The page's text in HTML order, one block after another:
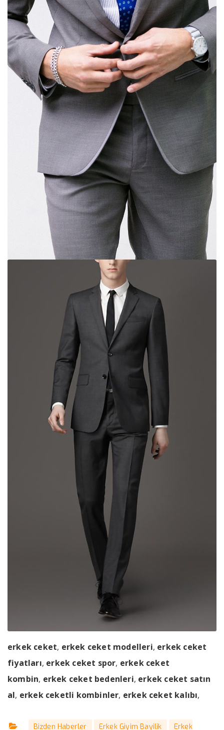
erkek ceket, erkek ceket modelleri, erkek ceket
fiyatları, erkek ceket spor, erkek ceket
kombin, erkek ceket bedenleri, erkek ceket satın
al, erkek ceketli kombinler, erkek ceket kalıbı,
Bizden Haberler Erkek Giyim Bayilik
Erkek